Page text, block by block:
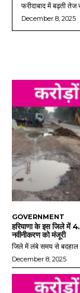
फरीदाबाद में बढ़ती तेज
December 8, 2025
GOVERNMENT
हरियाणा के इस जिले में
नवीनीकरण को मंजूरी
जिले में लंबे समय से बदहाल
December 8, 2025